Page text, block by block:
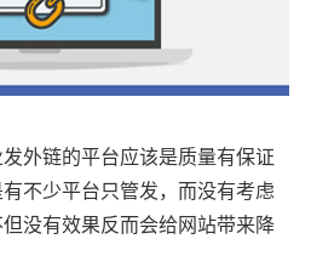
外链的平台应该是质量有保证
不少平台只管发，而没有考虑
没有效果反而会给网站带来降